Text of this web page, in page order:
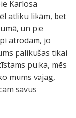
Karlosa
atliku likām, bet
un pie
atrodam, jo
palikušas tikai
puika, mēs
mums vajag,
savus